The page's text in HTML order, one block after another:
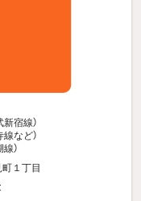
新宿線）
線など）
）
１丁目